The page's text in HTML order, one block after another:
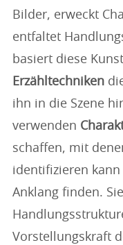
Bilder, erweckt
entfaltet
basiert diese
Erzähltechniken
ihn in die Szene
verwenden
schaffen, mit
identifizieren
Anklang finden.
Vorstellungskraft